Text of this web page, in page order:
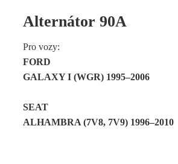
Alternátor 90A
Pro vozy:
FORD
GALAXY I (WGR) 1995–2006
SEAT
ALHAMBRA (7V8, 7V9) 1996–2010